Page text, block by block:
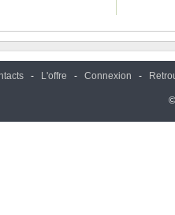
- L'offre - Connexion -